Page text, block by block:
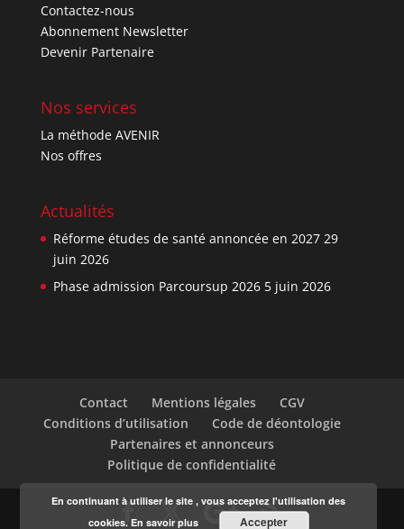
Contactez-nous
Abonnement Newsletter
Devenir Partenaire
Nos services
La méthode AVENIR
Nos offres
Actualités
Réforme études de santé annoncée en 2027 29
juin 2026
Phase admission Parcoursup 2026 5 juin 2026
Contact Mentions légales
CGV
Conditions d’utilisation
Code de déontologie
Partenaires et annonceurs
Politique de confidentialité
En continuant à utiliser le site , vous acceptez l'utilisation des
cookies. En savoir plus Accepter